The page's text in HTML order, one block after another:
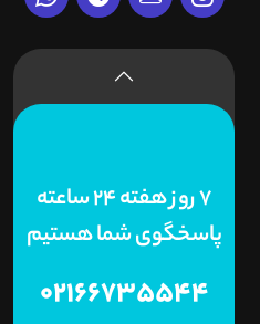
7 روز هفته 24 ساعته
پاسخگوی شما هستیم
02166735544